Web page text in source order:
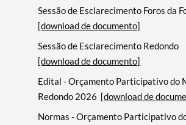
Sessão de Esclarecimento Foros da
[download de documento]
Sessão de Esclarecimento Redondo
[download de documento]
Edital - Orçamento Participativo do
Redondo 2026 [download de
Normas - Orçamento Participativo